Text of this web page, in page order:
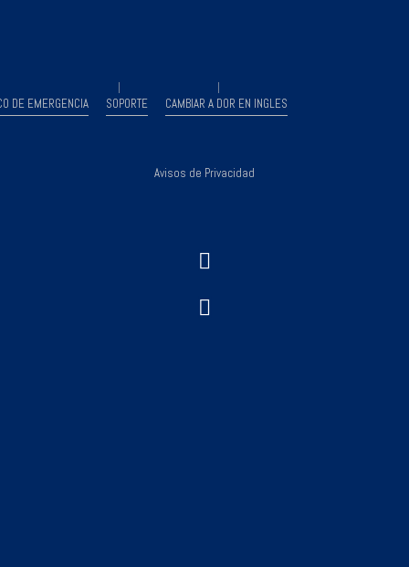
DE EMERGENCIA SOPORTE CAMBIAR A DOR EN INGLES
Avisos de Privacidad